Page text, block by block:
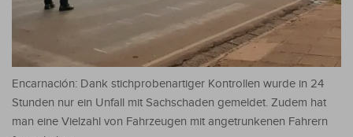
Encarnación: Dank stichprobenartiger Kontrollen wurde in 24
Stunden nur ein Unfall mit Sachschaden gemeldet. Zudem hat
man eine Vielzahl von Fahrzeugen mit angetrunkenen Fahrern